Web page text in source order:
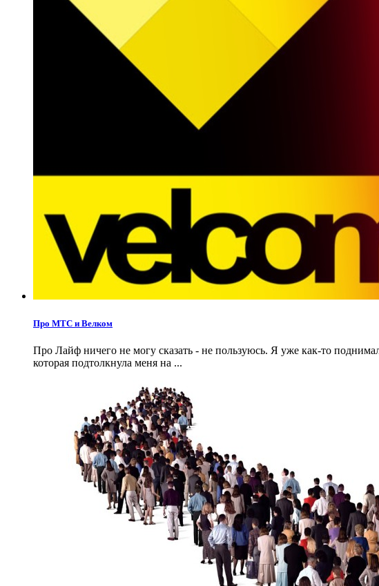
Про МТС и Велком
Про Лайф ничего не могу сказать - не пользуюсь. Я уже как-то
которая подтолкнула меня на ...